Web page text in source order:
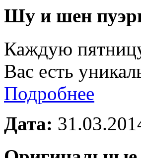
Шу и шен
Каждую
Вас есть
Подробнее
Дата: